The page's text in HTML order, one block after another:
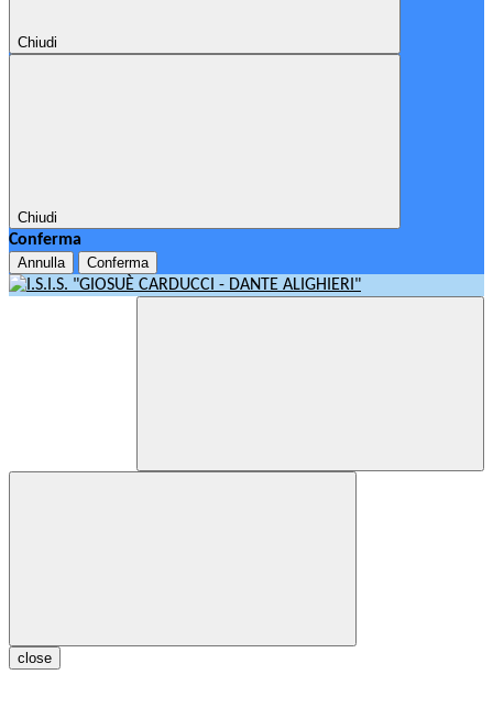
Chiudi
Chiudi
Conferma
Annulla Conferma
close